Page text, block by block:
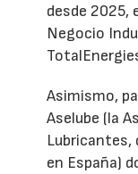
desde 2025,
Negocio
Asimismo,
Aselube (la
Lubricantes,
en España)